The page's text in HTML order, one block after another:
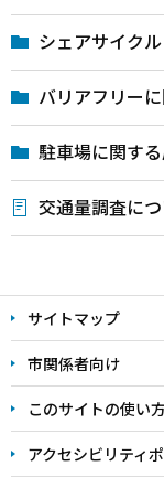
シェアサイクル
バリアフリー
駐車場に関す
交通量調査に
文
こ
こ
ま
で
サイトマップ
市関係者向け
このサイトの使い
アクセシビリティ